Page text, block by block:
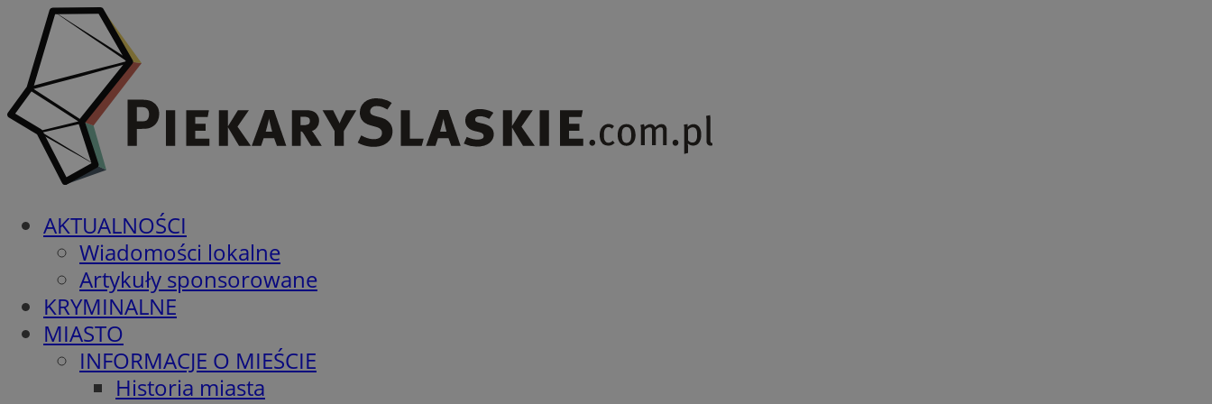
AKTUALNOŚCI
Wiadomości lokalne
Artykuły sponsorowane
KRYMINALNE
MIASTO
INFORMACJE O MIEŚCIE
Historia miasta